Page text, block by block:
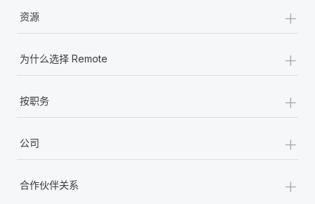
资源 +
为什么选择 Remote +
按职务 +
公司 +
合作伙伴关系 +